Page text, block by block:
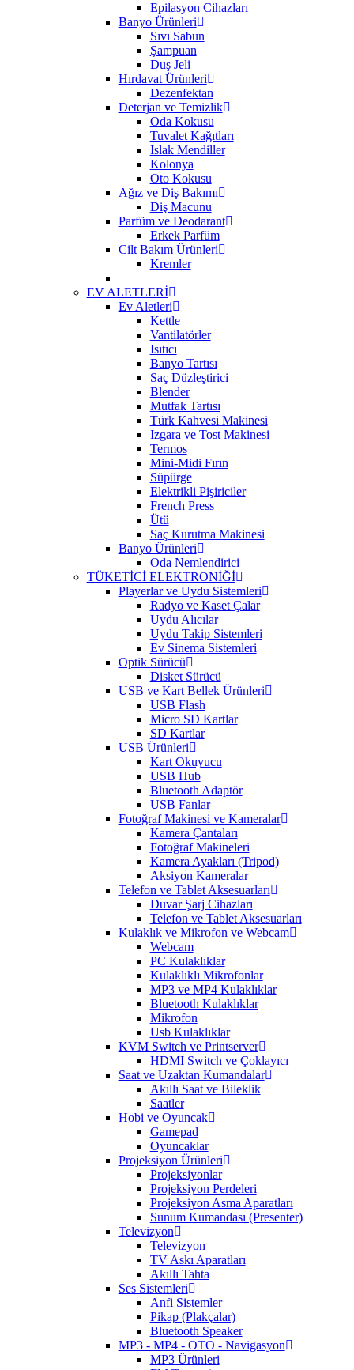
Epilasyon Cihazları
Banyo Ürünleri
Sıvı Sabun
Şampuan
Duş Jeli
Hırdavat Ürünleri
Dezenfektan
Deterjan ve Temizlik
Oda Kokusu
Tuvalet Kağıtları
Islak Mendiller
Kolonya
Oto Kokusu
Ağız ve Diş Bakımı
Diş Macunu
Parfüm ve Deodarant
Erkek Parfüm
Cilt Bakım Ürünleri
Kremler
EV ALETLERİ
Ev Aletleri
Kettle
Vantilatörler
Isıtıcı
Banyo Tartısı
Saç Düzleştirici
Blender
Mutfak Tartısı
Türk Kahvesi Makinesi
Izgara ve Tost Makinesi
Termos
Mini-Midi Fırın
Süpürge
Elektrikli Pişiriciler
French Press
Ütü
Saç Kurutma Makinesi
Banyo Ürünleri
Oda Nemlendirici
TÜKETİCİ ELEKTRONİĞİ
Playerlar ve Uydu Sistemleri
Radyo ve Kaset Çalar
Uydu Alıcılar
Uydu Takip Sistemleri
Ev Sinema Sistemleri
Optik Sürücü
Disket Sürücü
USB ve Kart Bellek Ürünleri
USB Flash
Micro SD Kartlar
SD Kartlar
USB Ürünleri
Kart Okuyucu
USB Hub
Bluetooth Adaptör
USB Fanlar
Fotoğraf Makinesi ve Kameralar
Kamera Çantaları
Fotoğraf Makineleri
Kamera Ayakları (Tripod)
Aksiyon Kameralar
Telefon ve Tablet Aksesuarları
Duvar Şarj Cihazları
Telefon ve Tablet Aksesuarları
Kulaklık ve Mikrofon ve Webcam
Webcam
PC Kulaklıklar
Kulaklıklı Mikrofonlar
MP3 ve MP4 Kulaklıklar
Bluetooth Kulaklıklar
Mikrofon
Usb Kulaklıklar
KVM Switch ve Printserver
HDMI Switch ve Çoklayıcı
Saat ve Uzaktan Kumandalar
Akıllı Saat ve Bileklik
Saatler
Hobi ve Oyuncak
Gamepad
Oyuncaklar
Projeksiyon Ürünleri
Projeksiyonlar
Projeksiyon Perdeleri
Projeksiyon Asma Aparatları
Sunum Kumandası (Presenter)
Televizyon
Televizyon
TV Askı Aparatları
Akıllı Tahta
Ses Sistemleri
Anfi Sistemler
Pikap (Plakçalar)
Bluetooth Speaker
MP3 - MP4 - OTO - Navigasyon
MP3 Ürünleri